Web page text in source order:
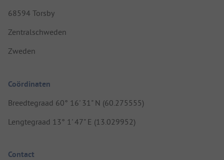
68594 Torsby
Zentralschweden
Zweden
Coördinaten
Breedtegraad 60° 16' 31" N (60.275555)
Lengtegraad 13° 1' 47" E (13.029952)
Contact